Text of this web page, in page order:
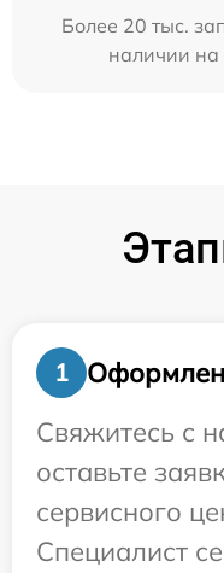
Более 20 тыс.
наличии на
1
Свяжитесь с
оставьте
сервисного
Специалист